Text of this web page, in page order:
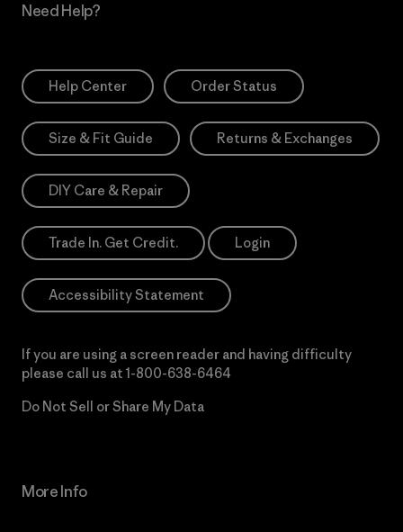
Need Help?
Help Center Order Status
Size & Fit Guide Returns & Exchanges
DIY Care & Repair
Trade In. Get Credit. Login
Accessibility Statement
If you are using a screen reader and having difficulty
please call us at 1-800-638-6464
Do Not Sell or Share My Data
More Info